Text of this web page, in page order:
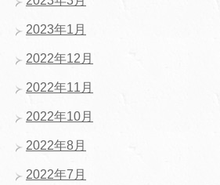
2023年1月
2022年12月
2022年11月
2022年10月
2022年8月
2022年7月